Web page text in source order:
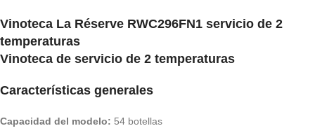
Vinoteca La Réserve RWC296FN1 servicio de 2
temperaturas
Vinoteca de servicio de 2 temperaturas
Características generales
Capacidad del modelo: 54 botellas